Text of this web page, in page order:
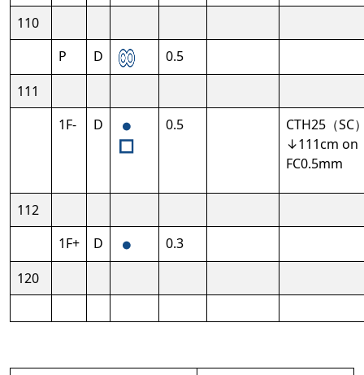
110
P
D
0.5
111
1F-
D 0.5
CTH25（SC
↓111cm on
FC0.5mm
112
1F+
D
0.3
120